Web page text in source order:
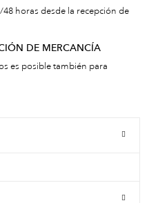
horas desde la recepción de
DE MERCANCÍA
es posible también para